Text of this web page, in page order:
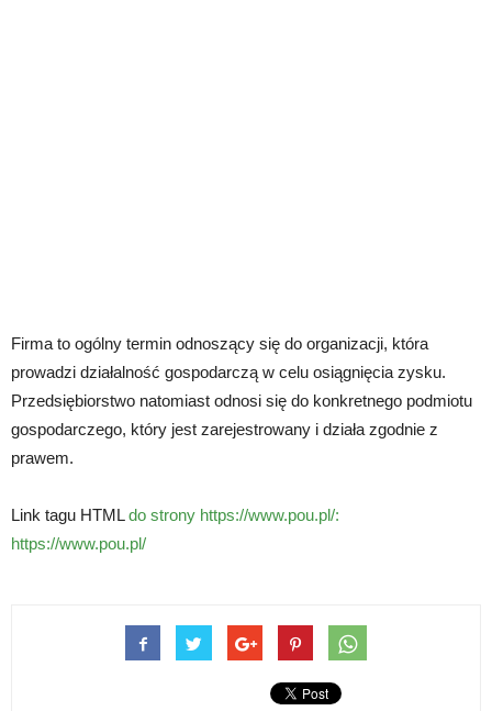
Firma to ogólny termin odnoszący się do organizacji, która
prowadzi działalność gospodarczą w celu osiągnięcia zysku.
Przedsiębiorstwo natomiast odnosi się do konkretnego podmiotu
gospodarczego, który jest zarejestrowany i działa zgodnie z
prawem.
Link tagu HTMLdo strony https://www.pou.pl/:
https://www.pou.pl/